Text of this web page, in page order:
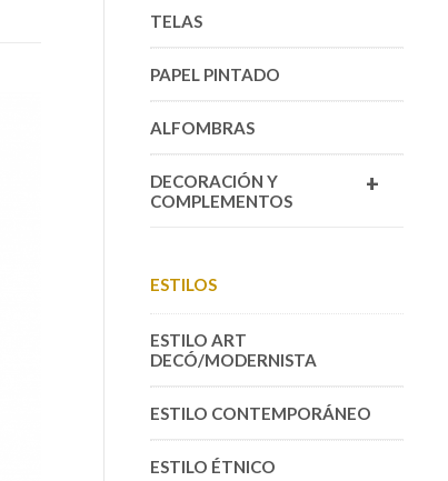
TELAS
PAPEL PINTADO
ALFOMBRAS
+
DECORACIÓN Y
COMPLEMENTOS
ESTILOS
ESTILO ART
DECÓ/MODERNISTA
ESTILO CONTEMPORÁNEO
ESTILO ÉTNICO